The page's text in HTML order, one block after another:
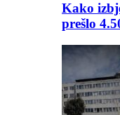
Kako
prešlo